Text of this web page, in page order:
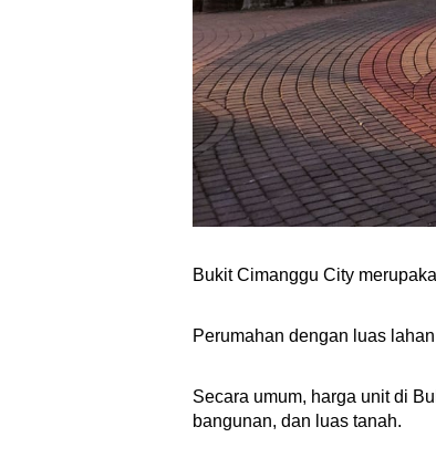
Bukit Cimanggu City
Perumahan dengan luas
Secara umum, harga unit di
bangunan, dan luas tanah.